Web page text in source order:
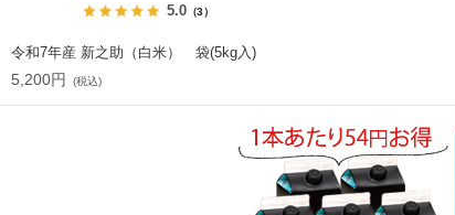
5.0（3）
令和7年産 新之助（白米） 袋(5kg入)
5,200円 (税込)